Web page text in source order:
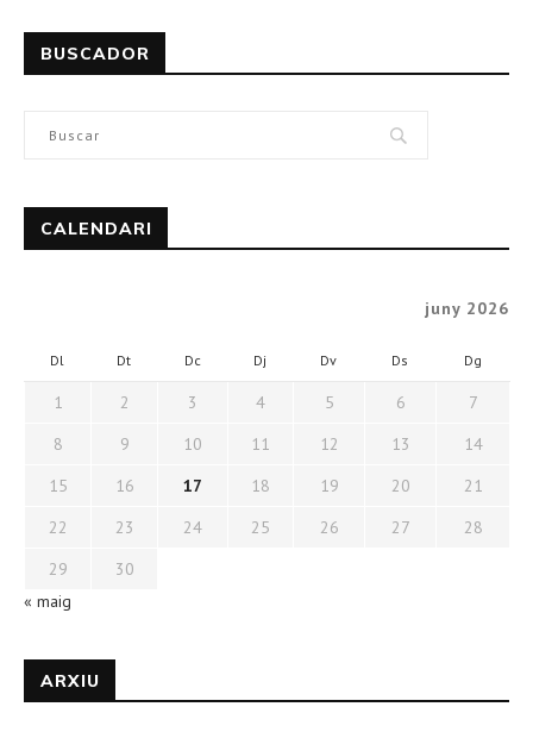
BUSCADOR
CALENDARI
juny 2026
Dl Dt Dc Dj Dv Ds Dg
1 2 3 4 5 6
7
8
9 10 11 12 13
14
15
16 17 18 19 20
21
22
23 24 25 26 27
28
29
30
« maig
ARXIU